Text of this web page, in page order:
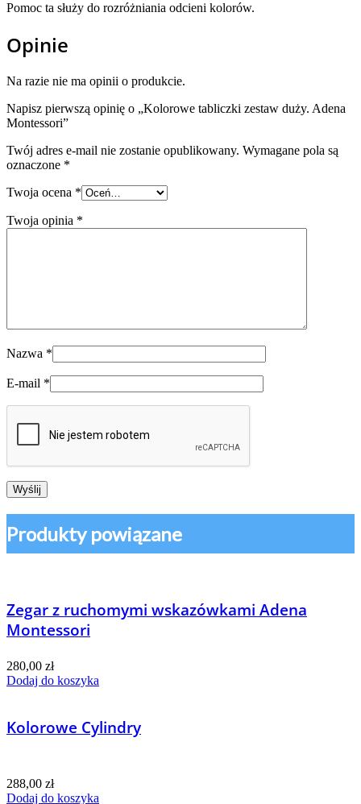
Pomoc ta służy do rozróżniania odcieni kolorów.
Opinie
Na razie nie ma opinii o produkcie.
Napisz pierwszą opinię o „Kolorowe tabliczki zestaw duży. Adena
Montessori”
Twój adres e-mail nie zostanie opublikowany. Wymagane pola są
oznaczone *
Twoja ocena *
Twoja opinia *
Nazwa *
E-mail *
Produkty powiązane
Zegar z ruchomymi wskazówkami Adena
Montessori
280,00 zł
Dodaj do koszyka
Kolorowe Cylindry
288,00 zł
Dodaj do koszyka